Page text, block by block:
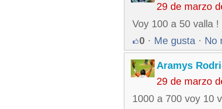
29 de marzo
Voy 100 a 50 valla
0 · Me gusta · No
Aramys
29 de marzo
1000 a 700 voy 10